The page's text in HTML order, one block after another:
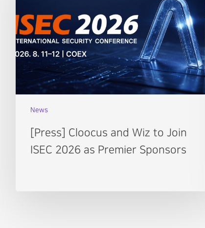
News
[Press] Cloocus and Wiz to Join
ISEC 2026 as Premier Sponsors